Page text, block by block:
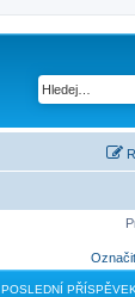
POSLEDNÍ PŘÍSPĚVEK